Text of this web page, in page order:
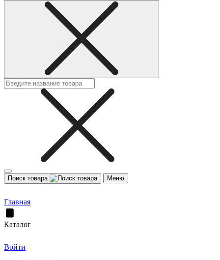
Поиск товара Меню
Главная
Каталог
Войти